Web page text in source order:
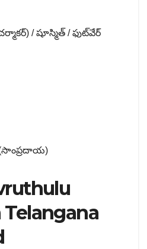
/ షూస్మిత్ / ఫుట్‌వేర్
Telangana